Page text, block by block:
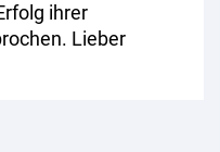
ihrer
Lieber